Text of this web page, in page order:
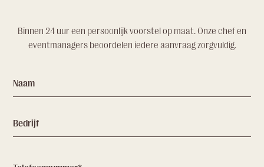
Binnen 24 uur een persoonlijk voorstel op maat. Onze chef en
eventmanagers beoordelen iedere aanvraag zorgvuldig.